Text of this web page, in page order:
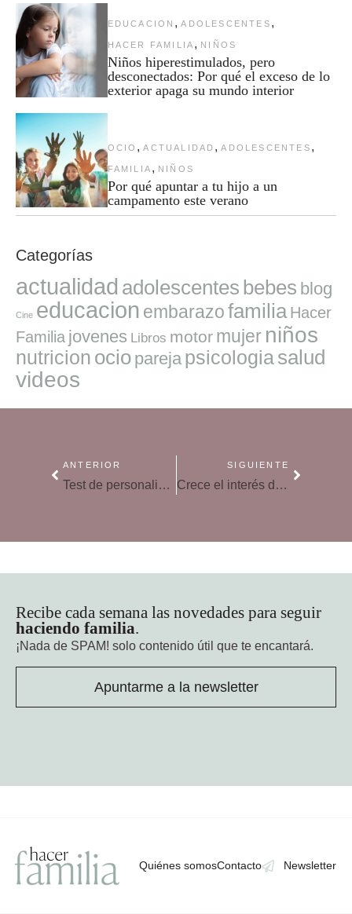
EDUCACION , ADOLESCENTES ,
HACER FAMILIA , NIÑOS
Niños hiperestimulados, pero
desconectados: Por qué el exceso de lo
exterior apaga su mundo interior
OCIO , ACTUALIDAD , ADOLESCENTES ,
FAMILIA , NIÑOS
Por qué apuntar a tu hijo a un
campamento este verano
Categorías
actualidad adolescentes bebes blog
Cine educacion embarazofamilia Hacer
Familia jovenes Libros motor mujer niños
nutricion ocio pareja psicologiasalud
videos
ANTERIOR
Test de personalidad: ¿eres una persona madura?
SIGUIENTE
Crece el interés de los jóvenes por la política
Recibe cada semana las novedades para seguir
haciendo familia.
¡Nada de SPAM! solo contenido útil que te encantará.
Apuntarme a la newsletter
Quiénes somosContacto Newsletter